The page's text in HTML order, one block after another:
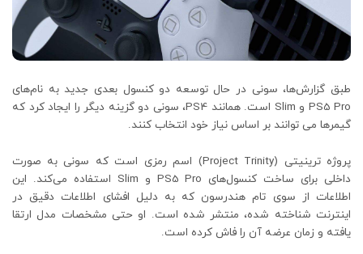
طبق گزارش‌ها، سونی در حال توسعه دو کنسول بعدی جدید به نام‌های
PS5 Pro و Slim است. همانند PS4، سونی دو گزینه دیگر را ایجاد کرد که
گیمرها می توانند بر اساس نیاز خود انتخاب کنند.
پروژه ترینیتی (Project Trinity) اسم رمزی است که سونی به صورت
داخلی برای ساخت کنسول‌های PS5 Pro و Slim استفاده می‌کند. این
اطلاعات از سوی تام هندرسون که به دلیل افشای اطلاعات دقیق در
اینترنت شناخته شده، منتشر شده است. او حتی مشخصات مدل ارتقا
یافته و زمان عرضه آن را فاش کرده است.